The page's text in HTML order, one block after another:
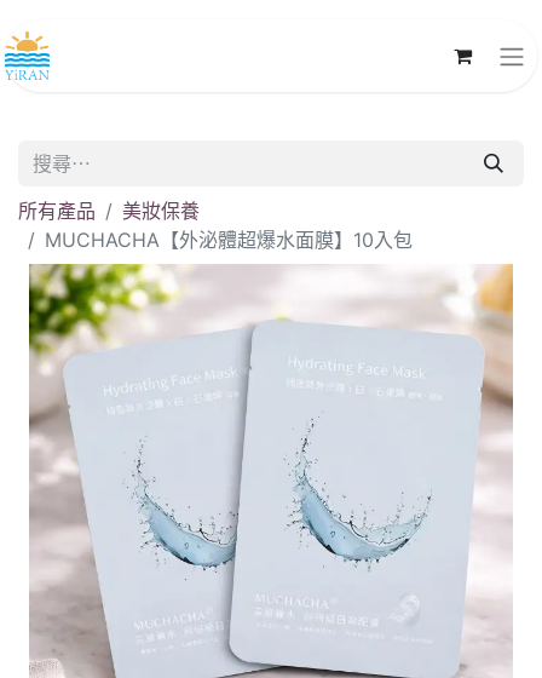
所有產品
美妝保養
MUCHACHA【外泌體超爆水面膜】10入包